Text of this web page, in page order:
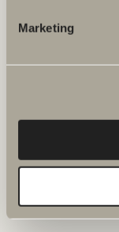
Marketing